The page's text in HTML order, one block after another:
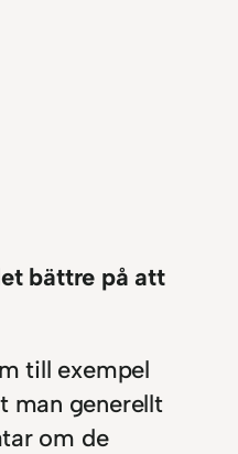
bättre på att
till exempel
man generellt
om de